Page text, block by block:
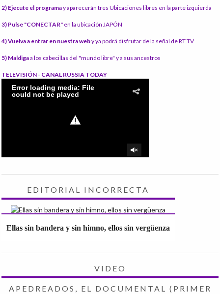
2) Ejecute el programay aparecerán tres Ubicaciones libres en la parte izquierda
3) Pulse "CONECTAR" en la ubicación JAPÓN
4) Vuelva a entrar en nuestra weby ya podrá disfrutar de la señal de RT TV
5) Maldigaa los cabecillas del "mundo libre" y a sus ancestros
TELEVISIÓN - CANAL RUSSIA TODAY
EDITORIAL INCORRECTA
Ellas sin bandera y sin himno, ellos sin vergüenza
VIDEO
APEDREADOS, EL DOCUMENTAL (PRIMER